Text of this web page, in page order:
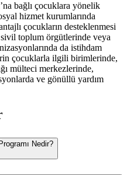
bağlı çocuklara yönelik
hizmet kurumlarında
çocukların desteklenmesi
toplum örgütlerinde veya
da istihdam
çocuklarla ilgili birimlerinde,
mülteci merkezlerinde,
ve gönüllü yardım
Nedir?